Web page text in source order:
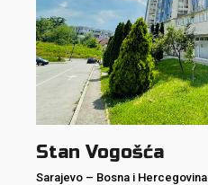
Stan Vogošća
Sarajevo – Bosna i Hercegovina